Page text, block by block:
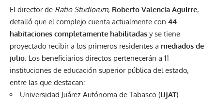
El director de Ratio Studiorum, Roberto Valencia Aguirre,
detalló que el complejo cuenta actualmente con 44
habitaciones completamente habilitadas y se tiene
proyectado recibir a los primeros residentes a mediados de
julio. Los beneficiarios directos pertenecerán a 11
instituciones de educación superior pública del estado,
entre las que destacan:
Universidad Juárez Autónoma de Tabasco (UJAT)